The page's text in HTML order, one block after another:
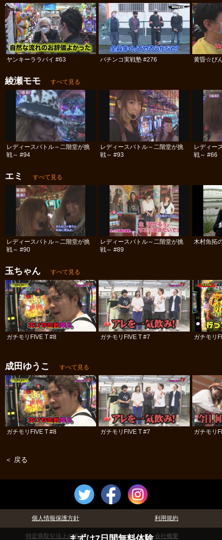
ヤンキーララバイ #63 パチンコ実戦塾 #276 黄昏☆び
綾瀬モモ すべて見る
レディースバトル～二階堂が挑
戦～ #94
レディースバトル～二階堂が挑
戦～ #93
レディー
戦～ #66
エミ すべて見る
レディースバトル～二階堂が挑
戦～ #90
レディースバトル～二階堂が挑
戦～ #89
木村魚拓
玉ちゃん すべて見る
ガチモリFIVE T #8 ガチモリFIVE T #7 ガチモリ
成田ゆうこ すべて見る
ガチモリFIVE T #8 ガチモリFIVE T #7 ガチモリ
＜ 戻る
個人情報保護方針 利用規約
特定商取引法上の表示 会社概要